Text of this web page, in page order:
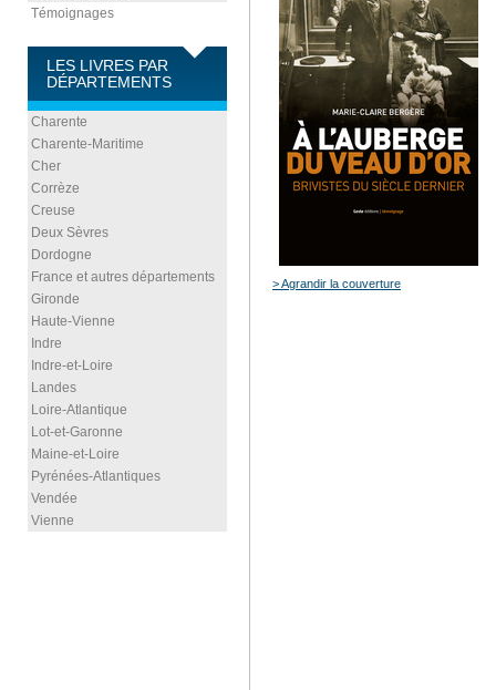
Témoignages
LES LIVRES PAR
DÉPARTEMENTS
Charente
Charente-Maritime
Cher
Corrèze
Creuse
Deux Sèvres
Dordogne
France et autres départements
Gironde
Haute-Vienne
Indre
Indre-et-Loire
Landes
Loire-Atlantique
Lot-et-Garonne
Maine-et-Loire
Pyrénées-Atlantiques
Vendée
Vienne
> Agrandir la couverture